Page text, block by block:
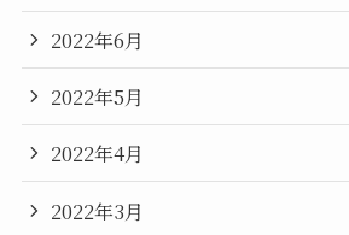
2022年6月
2022年5月
2022年4月
2022年3月